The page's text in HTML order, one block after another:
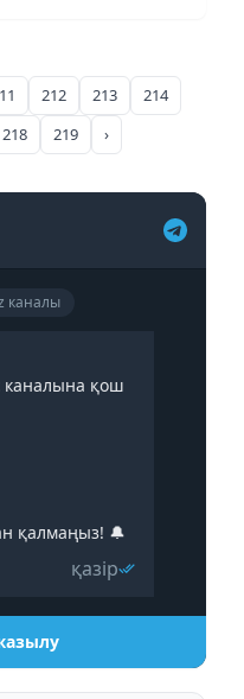
212 213
214
218 219 ›
каналы
каналына қош
қалмаңыз! 🔔
қазір